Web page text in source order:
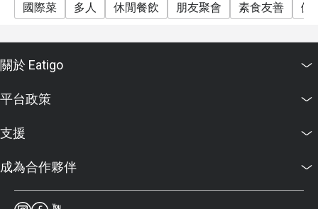
國際菜 多人 休閒餐飲 朋友聚會 素食友善 健
關於 Eatigo
平台政策
支援
成為合作夥伴